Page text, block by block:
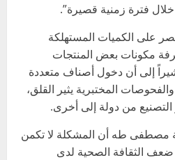
فترة زمنية قصيرة”.
على الكميات المستهلكة
مكونات بعض المنتجات
إلى أن دخول أصناف متعددة
المختبرية يثير القلق،
من دولة إلى أخرى.
مصطفى طه أن المشكلة لا تكمن
ضعف الثقافة الصحية لدى